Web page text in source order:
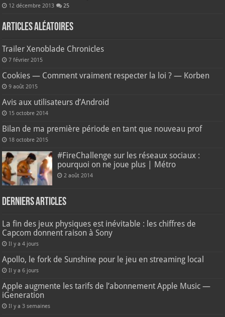
12 décembre 2013 25
Articles aléatoires
Trailer Xenoblade Chronicles
7 février 2015
Cookies — Comment vraiment respecter la loi ? — Korben
9 août 2015
Avis aux utilisateurs d’Android
15 octobre 2014
Bilan de ma première période en tant que nouveau prof
18 octobre 2015
#FireChallenge sur les réseaux sociaux :
pourquoi on ne joue plus | Métro
2 août 2014
Derniers articles
La fin des jeux physiques est inévitable : les chiffres de
Capcom donnent raison à Sony
Il y a 4 jours
Apollo, le fork de Sunshine pour le jeu en streaming local
Il y a 6 jours
Apple augmente les tarifs de l’abonnement Apple Music —
iGeneration
Il y a 3 semaines